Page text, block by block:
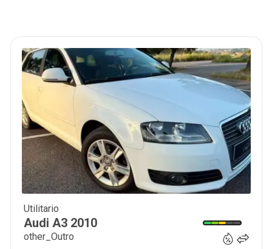
Utilitario
Audi A3 2010
other_Outro